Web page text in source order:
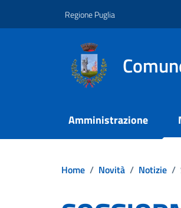
Regione Puglia
Amministrazione
Home / Novità / Notizie /